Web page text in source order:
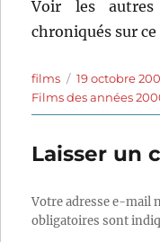
Voir les
chroniqués sur
Auteur
films
Publié
le
19 octobre
Films des années
Laisser un
Votre adresse e-mail
obligatoires sont